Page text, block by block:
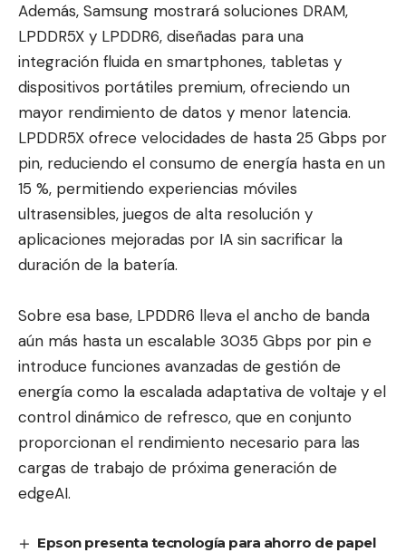
Además, Samsung mostrará soluciones DRAM,
LPDDR5X y LPDDR6, diseñadas para una
integración fluida en smartphones, tabletas y
dispositivos portátiles premium, ofreciendo un
mayor rendimiento de datos y menor latencia.
LPDDR5X ofrece velocidades de hasta 25 Gbps por
pin, reduciendo el consumo de energía hasta en un
15 %, permitiendo experiencias móviles
ultrasensibles, juegos de alta resolución y
aplicaciones mejoradas por IA sin sacrificar la
duración de la batería.
Sobre esa base, LPDDR6 lleva el ancho de banda
aún más hasta un escalable 3035 Gbps por pin e
introduce funciones avanzadas de gestión de
energía como la escalada adaptativa de voltaje y el
control dinámico de refresco, que en conjunto
proporcionan el rendimiento necesario para las
cargas de trabajo de próxima generación de
edgeAI.
Epson presenta tecnología para ahorro de papel